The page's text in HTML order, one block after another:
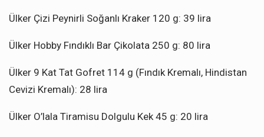
Ülker Çizi Peynirli Soğanlı Kraker 120 g: 39 lira
Ülker Hobby Fındıklı Bar Çikolata 250 g: 80 lira
Ülker 9 Kat Tat Gofret 114 g (Fındık Kremalı, Hindistan
Cevizi Kremalı): 28 lira
Ülker O’lala Tiramisu Dolgulu Kek 45 g: 20 lira